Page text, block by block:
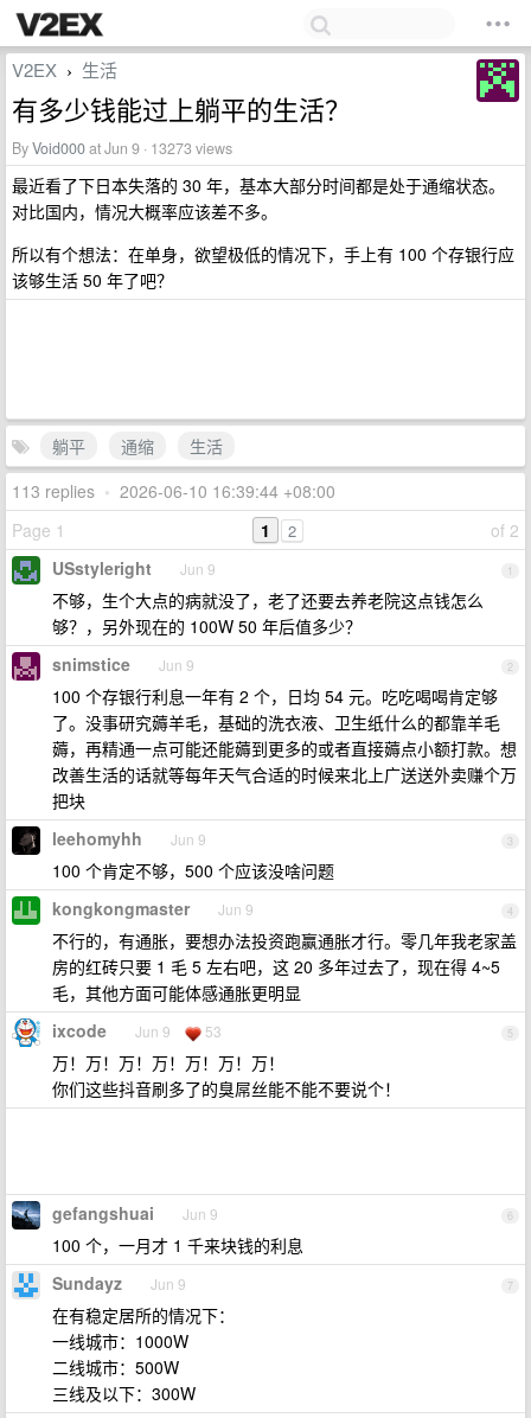
V2EX › 生活
有多少钱能过上躺平的生活？
ByVoid000at Jun 9 · 13273 views
最近看了下日本失落的 30 年，基本大部分时间都是处于通缩状态。
对比国内，情况大概率应该差不多。
所以有个想法：在单身，欲望极低的情况下，手上有 100 个存银行应
该够生活 50 年了吧？
躺平 通缩
生活
113 replies • 2026-06-10 16:39:44 +08:00
Page 1
of 2
1 2
1
USstyleright Jun 9
不够，生个大点的病就没了，老了还要去养老院这点钱怎么
够？，另外现在的 100W 50 年后值多少？
2
snimstice Jun 9
100 个存银行利息一年有 2 个，日均 54 元。吃吃喝喝肯定够
了。没事研究薅羊毛，基础的洗衣液、卫生纸什么的都靠羊毛
薅，再精通一点可能还能薅到更多的或者直接薅点小额打款。想
改善生活的话就等每年天气合适的时候来北上广送送外卖赚个万
把块
3
leehomyhh Jun 9
100 个肯定不够，500 个应该没啥问题
4
kongkongmaster Jun 9
不行的，有通胀，要想办法投资跑赢通胀才行。零几年我老家盖
房的红砖只要 1 毛 5 左右吧，这 20 多年过去了，现在得 4~5
毛，其他方面可能体感通胀更明显
5
ixcode Jun 9 53
万！万！万！万！万！万！万！
你们这些抖音刷多了的臭屌丝能不能不要说个！
6
gefangshuai Jun 9
100 个，一月才 1 千来块钱的利息
7
Sundayz Jun 9
在有稳定居所的情况下：
一线城市：1000W
二线城市：500W
三线及以下：300W